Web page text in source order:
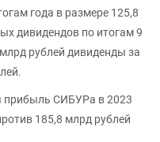
года в размере 125,8
дивидендов по итогам 9
рублей дивиденды за
прибыль СИБУРа в 2023
185,8 млрд рублей